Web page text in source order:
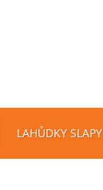
LAHŮDKY SLAPY